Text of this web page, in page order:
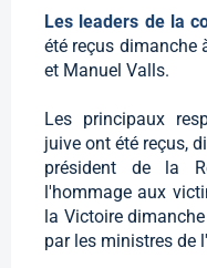
Les leaders de la
été reçus dimanche
et Manuel Valls.
Les principaux
juive ont été reçus,
président de la
l'hommage aux
la Victoire
par les ministres de